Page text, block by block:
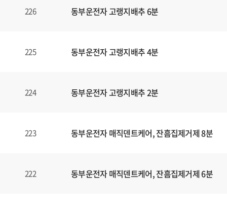
226 동부운전자 고랭지배추 6분
225 동부운전자 고랭지배추 4분
224 동부운전자 고랭지배추 2분
223 동부운전자 매직덴트케어, 잔흠집제거제 8분
222 동부운전자 매직덴트케어, 잔흠집제거제 6분